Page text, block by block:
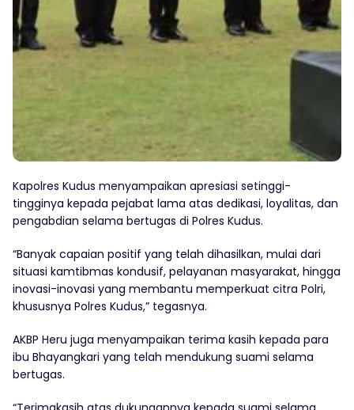
Kapolres Kudus menyampaikan apresiasi setinggi-
tingginya kepada pejabat lama atas dedikasi, loyalitas, dan
pengabdian selama bertugas di Polres Kudus.
“Banyak capaian positif yang telah dihasilkan, mulai dari
situasi kamtibmas kondusif, pelayanan masyarakat, hingga
inovasi-inovasi yang membantu memperkuat citra Polri,
khususnya Polres Kudus,” tegasnya.
AKBP Heru juga menyampaikan terima kasih kepada para
ibu Bhayangkari yang telah mendukung suami selama
bertugas.